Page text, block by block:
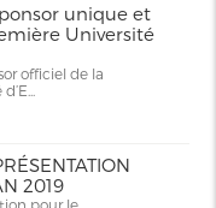
unique et
Université
officiel de la
2019